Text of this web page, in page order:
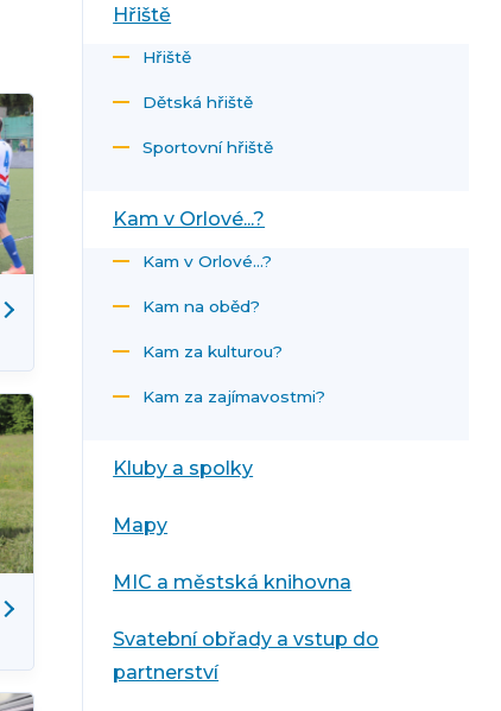
Hřiště
Hřiště
Dětská hřiště
Sportovní hřiště
Kam v Orlové...?
Kam v Orlové...?
Kam na oběd?
Kam za kulturou?
Kam za zajímavostmi?
Kluby a spolky
Mapy
MIC a městská knihovna
Svatební obřady a vstup do
partnerství